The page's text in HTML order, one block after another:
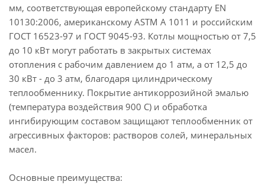
мм, соответствующая европейскому стандарту EN
10130:2006, американскому ASTM A 1011 и российским
ГОСТ 16523-97 и ГОСТ 9045-93. Котлы мощностью от 7,5
до 10 кВт могут работать в закрытых системах
отопления с рабочим давлением до 1 атм, а от 12,5 до
30 кВт - до 3 атм, благодаря цилиндрическому
теплообменнику. Покрытие антикоррозийной эмалью
(температура воздействия 900 С) и обработка
ингибирующим составом защищают теплообменник от
агрессивных факторов: растворов солей, минеральных
масел.
Основные преимущества: